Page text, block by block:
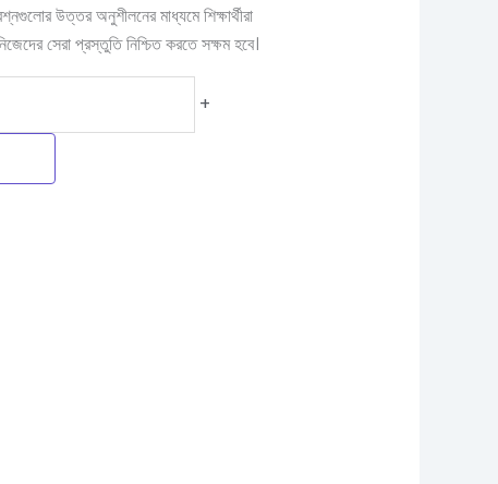
উত্তর অনুশীলনের মাধ্যমে শিক্ষার্থীরা
সেরা প্রস্তুতি নিশ্চিত করতে সক্ষম হবে।
+